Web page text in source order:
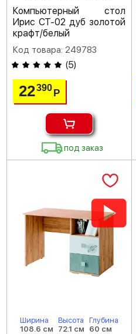
Компьютерный стол
Ирис СТ-02 дуб золотой
крафт/белый
Код товара: 249783
(5)
22390Р
под заказ
Ширина
108.6 см
Высота
72.1 см
Глубина
60 см